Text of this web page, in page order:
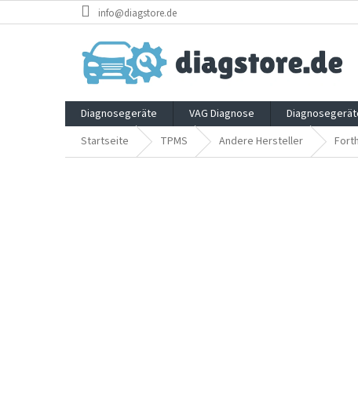
Inhalt
info@diagstore.de
Diagnosegeräte VAG Diagnose
Startseite
TPMS Andere Hersteller